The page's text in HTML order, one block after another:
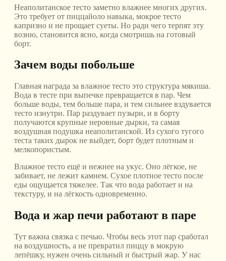
Неаполитанское тесто заметно влажнее многих других.
Это требует от пиццайоло навыка, мокрое тесто
капризно и не прощает суеты. Но ради чего терпят эту
возню, становится ясно, когда смотришь на готовый
борт.
Зачем воды побольше
Главная награда за влажное тесто это структура мякиша.
Вода в тесте при выпечке превращается в пар. Чем
больше воды, тем больше пара, и тем сильнее вздувается
тесто изнутри. Пар раздувает пузыри, и в борту
получаются крупные неровные дырки, та самая
воздушная подушка неаполитанской. Из сухого тугого
теста таких дырок не выйдет, борт будет плотным и
мелкопористым.
Влажное тесто ещё и нежнее на укус. Оно лёгкое, не
забивает, не лежит камнем. Сухое плотное тесто после
еды ощущается тяжелее. Так что вода работает и на
текстуру, и на лёгкость одновременно.
Вода и жар печи работают в паре
Тут важна связка с печью. Чтобы весь этот пар сработал
на воздушность, а не превратил пиццу в мокрую
лепёшку, нужен очень сильный и быстрый жар. У нас